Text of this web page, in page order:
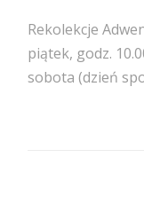
Rekolekcje
piątek, godz.
sobota (dzień